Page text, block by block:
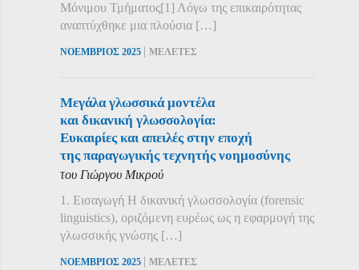
Μόνιμου Τμήματος[1] Λόγω της επικαιρότητας
αναπτύχθηκε μια πλούσια […]
ΝΟΕΜΒΡΙΟΣ 2025 | ΜΕΛΕΤΕΣ
Μεγάλα γλωσσικά μοντέλα
και δικανική γλωσσολογία:
Ευκαιρίες και απειλές στην εποχή
της παραγωγικής τεχνητής νοημοσύνης
του Γιώργου Μικρού
1. Εισαγωγή Η δικανική γλωσσολογία (forensic
linguistics), οριζόμενη ευρέως ως η εφαρμογή της
γλωσσικής γνώσης […]
ΝΟΕΜΒΡΙΟΣ 2025 | ΜΕΛΕΤΕΣ